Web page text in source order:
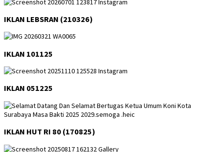
IKLAN LEBSRAN (210326)
IKLAN 101125
IKLAN 051225
IKLAN HUT RI 80 (170825)